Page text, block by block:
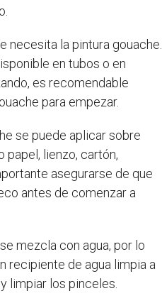
necesita la pintura gouache.
en tubos o en
es recomendable
para empezar.
se puede aplicar sobre
lienzo, cartón,
asegurarse de que
antes de comenzar a
mezcla con agua, por lo
recipiente de agua limpia a
limpiar los pinceles.